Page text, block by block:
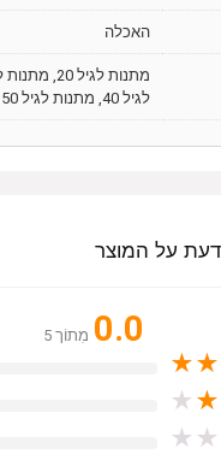
האכלה
לגיל 40, מתנות לגיל 50
דעת על המוצר
0.0 מִתוֹך 5
★
★
★
★
★
★